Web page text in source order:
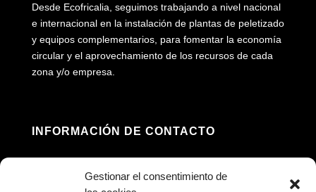
Gestionar el consentimiento de
Desde Ecofricalia, seguimos trabajando a nivel nacional
e internacional en la instalación de plantas de peletizado
y equipos complementarios, para fomentar la economía
circular y el aprovechamiento de los recursos de cada
zona y/o empresa.
INFORMACIÓN DE CONTACTO
Pedroñeras, Cuenca